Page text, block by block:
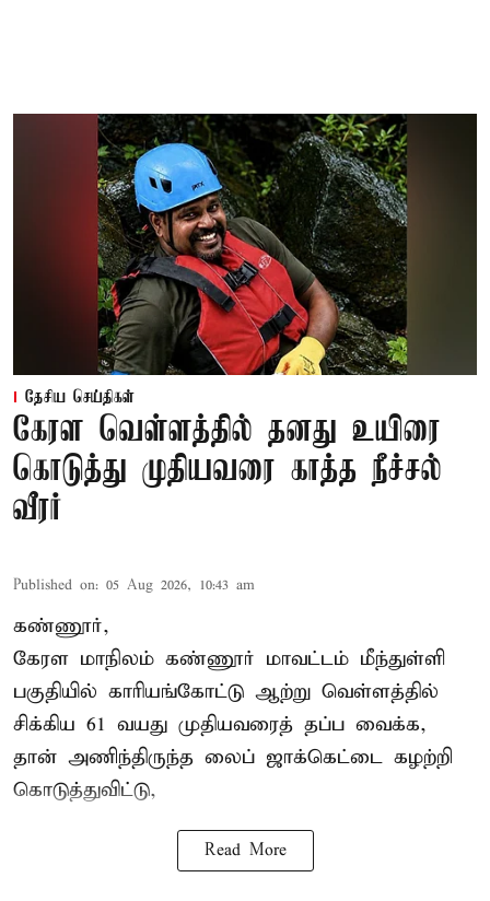
தேசிய செய்திகள்
கேரள வெள்ளத்தில் தனது உயிரை
கொடுத்து முதியவரை காத்த நீச்சல்
வீரர்
Published on: 05 Aug 2026, 10:43 am
கண்ணூர்,
கேரள மாநிலம் கண்ணூர் மாவட்டம் மீந்துள்ளி
பகுதியில் காரியங்கோட்டு ஆற்று வெள்ளத்தில்
சிக்கிய 61 வயது முதியவரைத் தப்ப வைக்க,
தான் அணிந்திருந்த லைப் ஜாக்கெட்டை கழற்றி
கொடுத்துவிட்டு,
Read More